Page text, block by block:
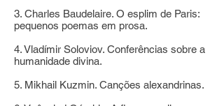
3. Charles Baudelaire. O esplim de Paris:
pequenos poemas em prosa.
4. Vladímir Soloviov. Conferências sobre a
humanidade divina.
5. Mikhail Kuzmin. Canções alexandrinas.